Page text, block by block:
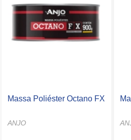
Massa Poliéster Octano FX
ANJO